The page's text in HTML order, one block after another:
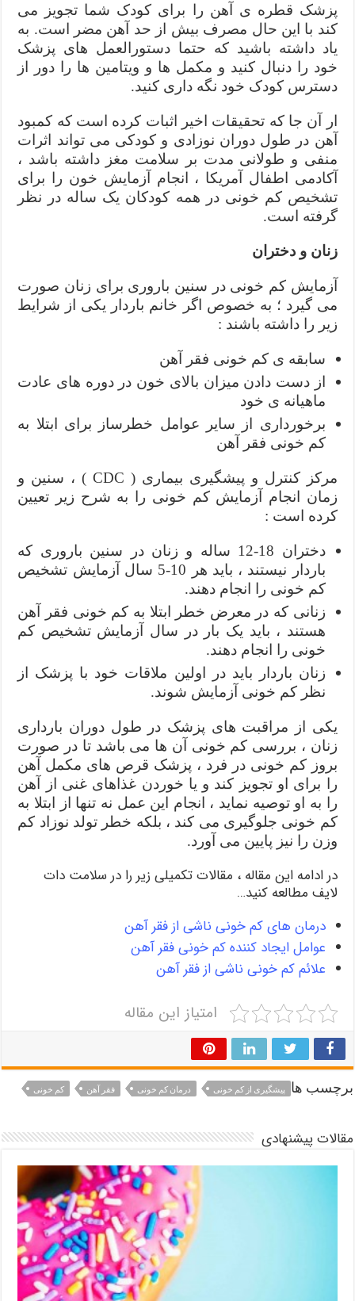
پزشک قطره ی آهن را برای کودک شما تجویز می
کند با این حال مصرف بیش از حد آهن مضر است. به
یاد داشته باشید که حتما دستورالعمل های پزشک
خود را دنبال کنید و مکمل ها و ویتامین ها را دور از
دسترس کودک خود نگه داری کنید.
ار آن جا که تحقیقات اخیر اثبات کرده است که کمبود
آهن در طول دوران نوزادی و کودکی می تواند اثرات
منفی و طولانی مدت بر سلامت مغز داشته باشد ،
آکادمی اطفال آمریکا ، انجام آزمایش خون را برای
تشخیص کم خونی در همه کودکان یک ساله در نظر
گرفته است.
زنان و دختران
آزمایش کم خونی در سنین باروری برای زنان صورت
می گیرد ؛ به خصوص اگر خانم باردار یکی از شرایط
زیر را داشته باشند :
سابقه ی کم خونی فقر آهن
از دست دادن میزان بالای خون در دوره های عادت
ماهیانه ی خود
برخورداری از سایر عوامل خطرساز برای ابتلا به
کم خونی فقر آهن
مرکز کنترل و پیشگیری بیماری ( CDC ) ، سنین و
زمان انجام آزمایش کم خونی را به شرح زیر تعیین
کرده است :
دختران 18-12 ساله و زنان در سنین باروری که
باردار نیستند ، باید هر 10-5 سال آزمایش تشخیص
کم خونی را انجام دهند.
زنانی که در معرض خطر ابتلا به کم خونی فقر آهن
هستند ، باید یک بار در سال آزمایش تشخیص کم
خونی را انجام دهند.
زنان باردار باید در اولین ملاقات خود با پزشک از
نظر کم خونی آزمایش شوند.
یکی از مراقبت های پزشک در طول دوران بارداری
زنان ، بررسی کم خونی آن ها می باشد تا در صورت
بروز کم خونی در فرد ، پزشک قرص های مکمل آهن
را برای او تجویز کند و یا خوردن غذاهای غنی از آهن
را به او توصیه نماید ، انجام این عمل نه تنها از ابتلا به
کم خونی جلوگیری می کند ، بلکه خطر تولد نوزاد کم
وزن را نیز پایین می آورد.
در ادامه این مقاله ، مقالات تکمیلی زیر را در سلامت دات
لایف مطالعه کنید…
درمان های کم خونی ناشی از فقر آهن
عوامل ایجاد کننده کم خونی فقر آهن
علائم کم خونی ناشی از فقر آهن
امتیاز این مقاله
برچسب ها پیشگیری از کم خونی درمان کم خونی فقر آهن کم خونی
مقالات پیشنهادی